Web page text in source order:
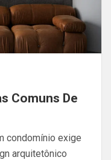
Comuns De
condomínio exige
arquitetônico